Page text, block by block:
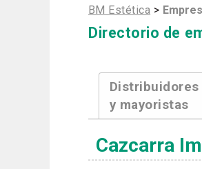
BM Estética >
Directorio de
Distribuidores
y mayoristas
Cazcarra